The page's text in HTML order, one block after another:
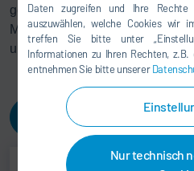
Daten zugreifen und Ihre
auszuwählen, welche Cookies wir
treffen Sie bitte unter
Informationen zu Ihren Rechten,
entnehmen Sie bitte unserer
Nur technisch
gewährleisten wir einen
Meldekanal, über den wir alle
und bearbeiten können.
Schwachstellen